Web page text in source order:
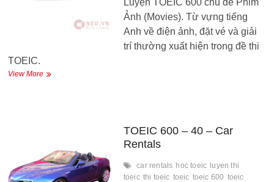
Luyện TOEIC 600 chủ đề Phim
Ảnh (Movies). Từ vựng tiếng
Anh về điện ảnh, đặt vé và giải
trí thường xuất hiện trong đề thi
TOEIC.
View MoreTOEIC
TOEIC 600 – 40 – Car
Rentals
car rentals hoc toeic luyen thi
toeic thi toeic toeic toeic 600 toeic